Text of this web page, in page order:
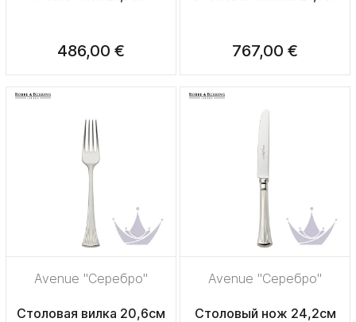
486,00 € 767,00 €
Avenue "Серебро"
Столовая вилка 20,6см
Avenue "Серебро"
Столовый нож 24,2см